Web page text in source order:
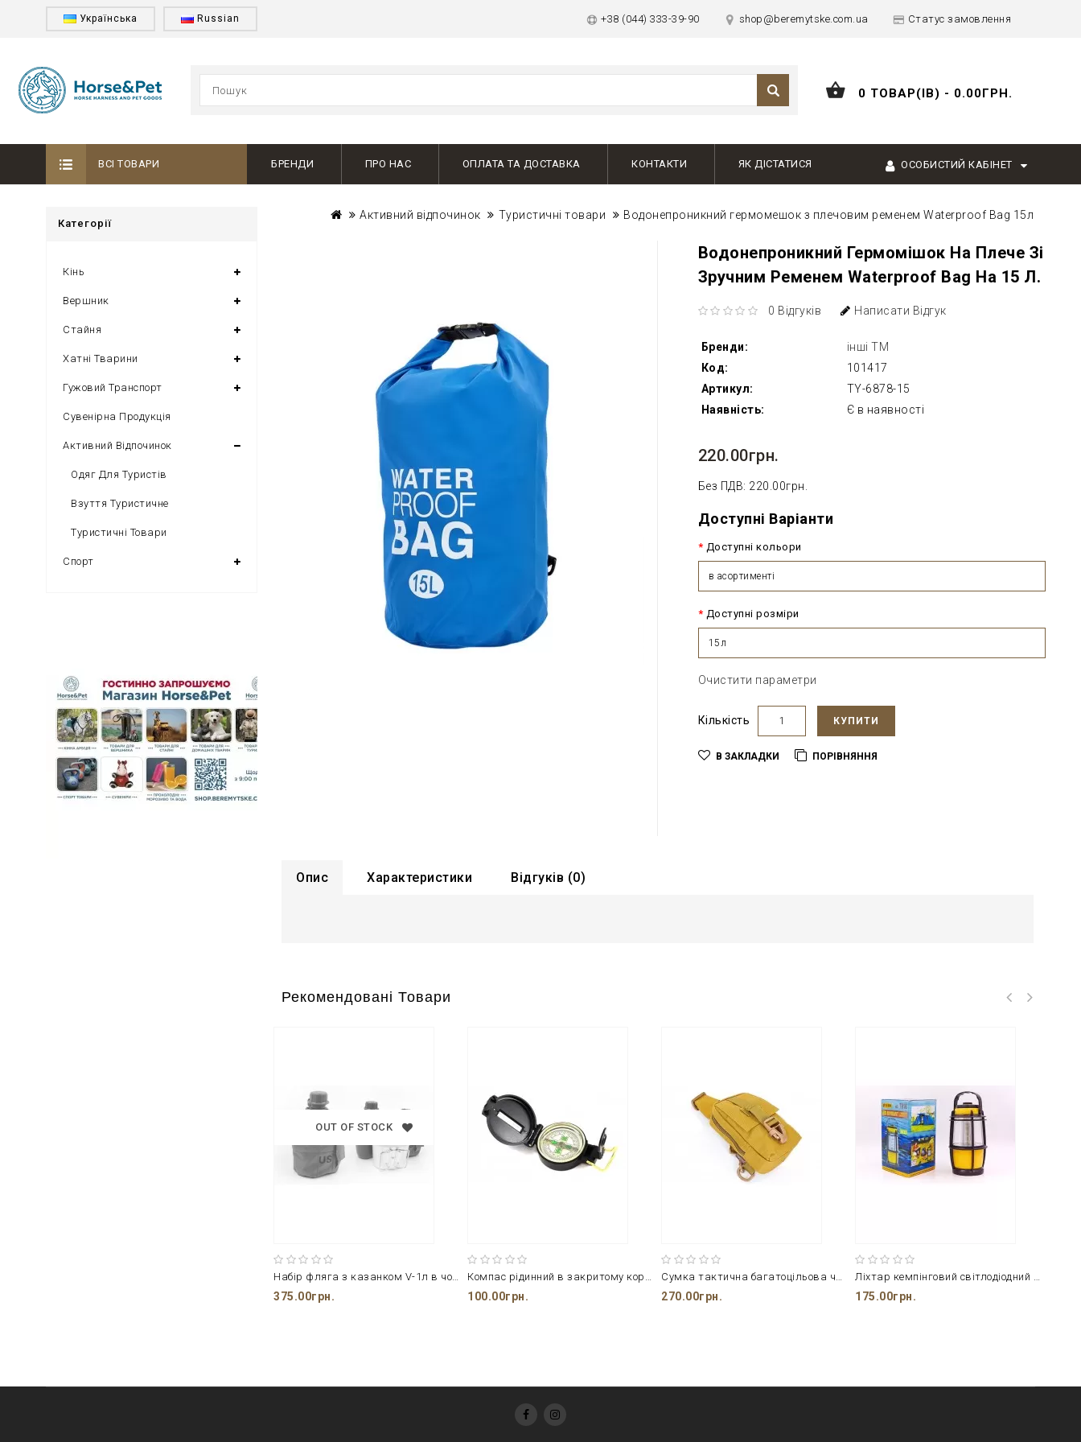
Українська Russian +38 (044) 333-39-90 shop@beremytske.com.ua Статус замовлення
0 ТОВАР(ІВ) - 0.00ГРН.
ВСІ ТОВАРИ БРЕНДИ ПРО НАС ОПЛАТА ТА ДОСТАВКА КОНТАКТИ ЯК ДІСТАТИСЯ ОСОБИСТИЙ КАБІНЕТ
Категорії
Кінь
Вершник
Стайня
Хатні Тварини
Гужовий Транспорт
Сувенірна Продукція
Активний Відпочинок
Одяг Для Туристів
Взуття Туристичне
Туристичні Товари
Спорт
Активний відпочинок Туристичні товари Водонепроникний гермомешок з плечовим ременем Waterproof Bag 15л
Водонепроникний Гермомішок На Плече Зі
Зручним Ременем Waterproof Bag На 15 Л.
0 Відгуків Написати Відгук
Бренди:
інші ТМ
Код:
101417
Артикул:
TY-6878-15
Наявність:
Є в наявності
220.00грн.
Без ПДВ: 220.00грн.
Доступні Варіанти
Доступні кольори
в асортименті
Доступні розміри
15л
Очистити параметри
Кількість КУПИТИ
В ЗАКЛАДКИ ПОРІВНЯННЯ
Опис Характеристики Відгуків (0)
Рекомендовані Товари
OUT OF STOCK
Набір фляга з казанком V-1л в чохлі
375.00грн.
Компас рідинний в закритому корпусі
100.00грн.
Сумка тактична багатоцільова через плече SILVER KNIGHT
270.00грн.
Ліхтар кемпінговий світлодіодний перено. 16led
175.00грн.